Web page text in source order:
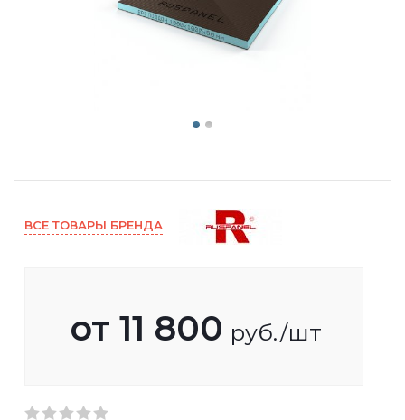
ВСЕ ТОВАРЫ БРЕНДА
от 11 800 руб./шт